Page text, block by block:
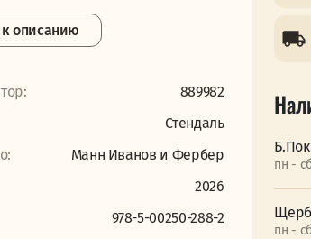
описанию
889982
Стендаль
Манн Иванов и Фербер
2026
978-5-00250-288-2
пн -
пн -